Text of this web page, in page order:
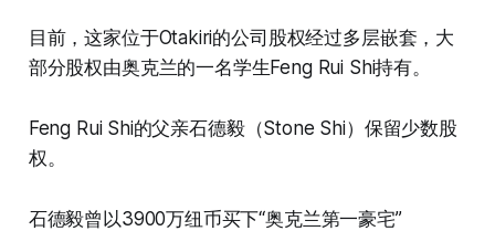
目前，这家位于Otakiri的公司股权经过多层嵌套，大
部分股权由奥克兰的一名学生Feng Rui Shi持有。
Feng Rui Shi的父亲石德毅（Stone Shi）保留少数股
权。
石德毅曾以3900万纽币买下“奥克兰第一豪宅”